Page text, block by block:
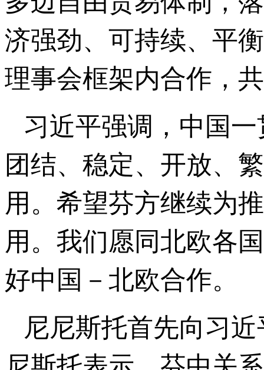
济强劲、可持续、平
理事会框架内合作，
习近平强调，中国
团结、稳定、开放、
用。希望芬方继续为
用。我们愿同北欧各
好中国－北欧合作。
尼尼斯托首先向习